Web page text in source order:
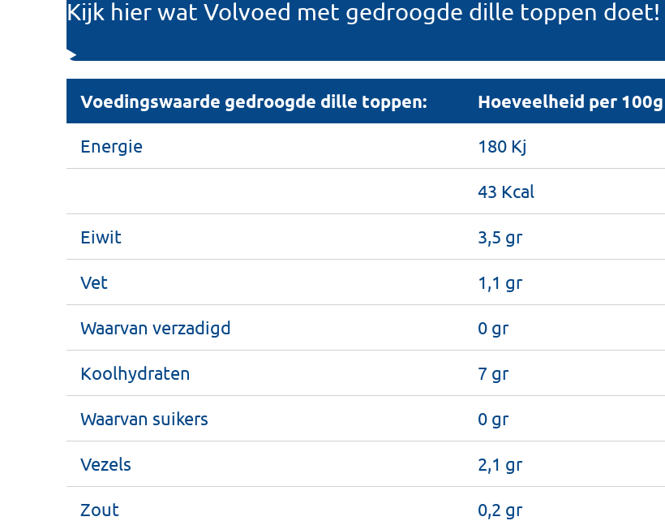
Kijk hier wat Volvoed met gedroogde dille toppen doet!
Voedingswaarde gedroogde dille toppen: Hoeveelheid per 100g
Energie 180 Kj
43 Kcal
Eiwit 3,5 gr
Vet 1,1 gr
Waarvan verzadigd 0 gr
Koolhydraten 7 gr
Waarvan suikers 0 gr
Vezels 2,1 gr
Zout 0,2 gr